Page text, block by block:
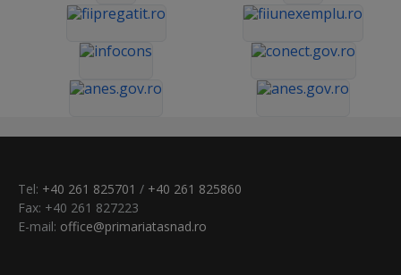
Tel: +40 261 825701 / +40 261 825860
Fax: +40 261 827223
E-mail: office@primariatasnad.ro